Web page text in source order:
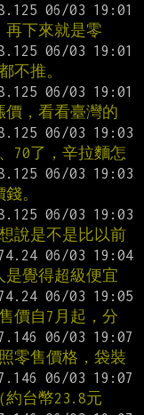
下來就是零
不推。
，看看臺灣的
70了，辛拉麵怎
。
說是不是比以前
覺得超級便宜
價自7月起，分
零售價格，袋裝
台幣23.8元